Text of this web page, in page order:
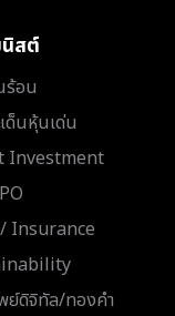
สต์
ร้อน
ด็นหุ้นเด่น
Investment
Insurance
ย์ดิจิทัล/ทองคำ